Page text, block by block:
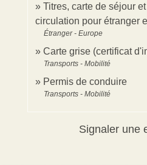
Titres, carte de séjour
circulation pour étranger
Étranger - Europe
Carte grise (certificat
Transports - Mobilité
Permis de conduire
Transports - Mobilité
Signaler une